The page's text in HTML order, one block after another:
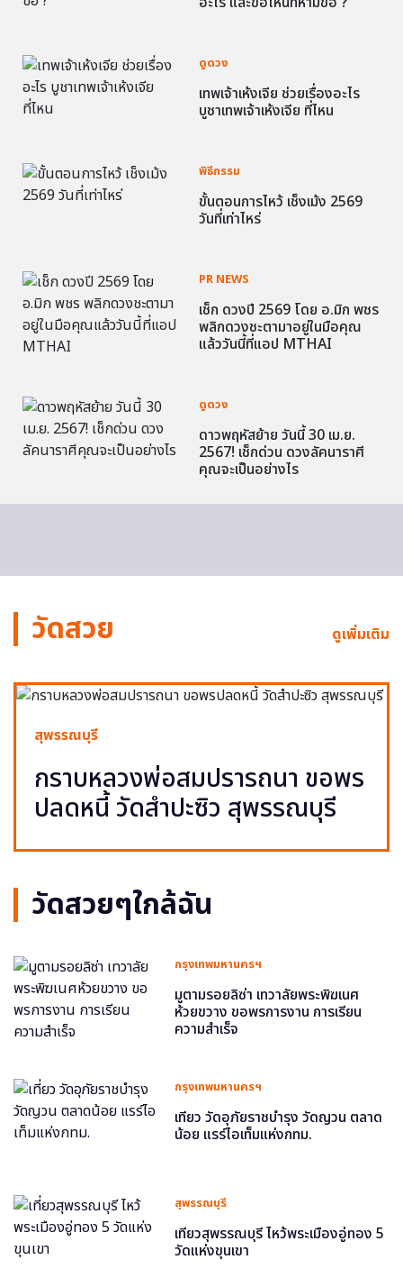
ดูดวง
เทพเจ้าเห้งเจีย ช่วยเรื่องอะไร
บูชาเทพเจ้าเห้งเจีย ที่ไหน
พิธีกรรม
ขั้นตอนการไหว้ เช็งเม้ง 2569
วันที่เท่าไหร่
PR NEWS
เช็ก ดวงปี 2569 โดย อ.มิก พชร
พลิกดวงชะตามาอยู่ในมือคุณ
แล้ววันนี้ที่แอป MTHAI
ดูดวง
ดาวพฤหัสย้าย วันนี้ 30 เม.ย.
2567! เช็กด่วน ดวงลัคนาราศี
คุณจะเป็นอย่างไร
วัดสวย ดูเพิ่มเติม
สุพรรณบุรี
กราบหลวงพ่อสมปรารถนา ขอพร
ปลดหนี้ วัดสำปะซิว สุพรรณบุรี
วัดสวยๆใกล้ฉัน
กรุงเทพมหานครฯ
มูตามรอยลิซ่า เทวาลัยพระพิฆเนศ
ห้วยขวาง ขอพรการงาน การเรียน
ความสำเร็จ
กรุงเทพมหานครฯ
เที่ยว วัดอุภัยราชบำรุง วัดญวน ตลาด
น้อย แรร์ไอเท็มแห่งกทม.
สุพรรณบุรี
เที่ยวสุพรรณบุรี ไหว้พระเมืองอู่ทอง 5
วัดแห่งขุนเขา